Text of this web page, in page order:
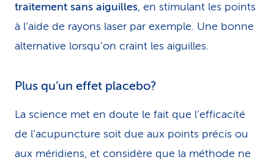
traitement sans aiguilles, en stimulant les points
à l’aide de rayons laser par exemple. Une bonne
alternative lorsqu’on craint les aiguilles.
Plus qu’un effet placebo?
La science met en doute le fait que l’efficacité
de l’acupuncture soit due aux points précis ou
aux méridiens, et considère que la méthode ne